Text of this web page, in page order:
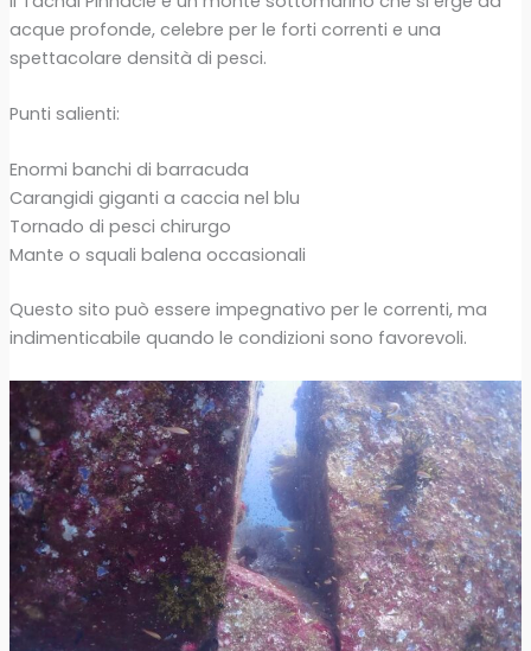
acque profonde, celebre per le forti correnti e una
spettacolare densità di pesci.
Punti salienti:
Enormi banchi di barracuda
Carangidi giganti a caccia nel blu
Tornado di pesci chirurgo
Mante o squali balena occasionali
Questo sito può essere impegnativo per le correnti, ma
indimenticabile quando le condizioni sono favorevoli.